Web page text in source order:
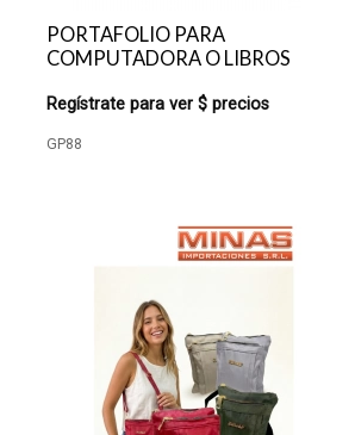
PORTAFOLIO PARA
COMPUTADORA O LIBROS
Regístrate para ver $ precios
GP88